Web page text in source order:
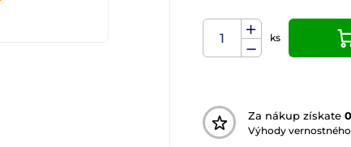
ks
Za nákup získate
Výhody